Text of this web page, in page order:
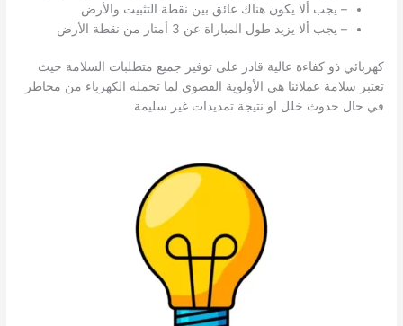
– يجب ألا يكون هناك عائق بين نقطة التثبيت والأرض
– يجب ألا يزيد طول المباراة عن 3 أمتار من نقطة الأرض
كهربائي ذو كفاءة عالية قادر على توفير جميع متطلبات السلامة حيث
تعتبر سلامة عملائنا هي الأولوية القصوى لما تحمله الكهرباء من مخاطر
في حال حدوث خلل او نتيجة تمديدات غير سليمة